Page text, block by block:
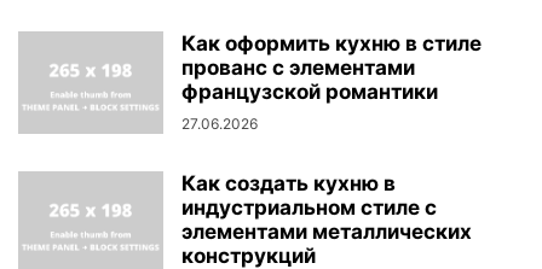
Как оформить кухню в стиле
прованс с элементами
французской романтики
27.06.2026
Как создать кухню в
индустриальном стиле с
элементами металлических
конструкций